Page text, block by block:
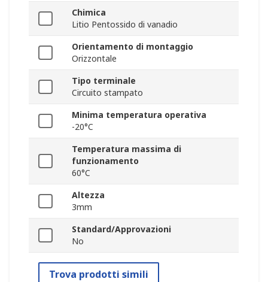
Chimica
Litio Pentossido di vanadio
Orientamento di montaggio
Orizzontale
Tipo terminale
Circuito stampato
Minima temperatura operativa
-20°C
Temperatura massima di
funzionamento
60°C
Altezza
3mm
Standard/Approvazioni
No
Trova prodotti simili